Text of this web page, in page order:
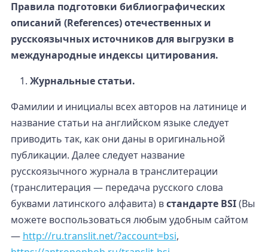
Правила подготовки библиографических
описаний (References) отечественных и
русскоязычных источников для выгрузки в
международные индексы цитирования.
Журнальные статьи.
Фамилии и инициалы всех авторов на латинице и
название статьи на английском языке следует
приводить так, как они даны в оригинальной
публикации. Далее следует название
русскоязычного журнала в транслитерации
(транслитерация — передача русского слова
буквами латинского алфавита) встандарте BSI(Вы
можете воспользоваться любым удобным сайтом
— http://ru.translit.net/?account=bsi,